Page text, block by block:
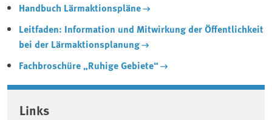
Handbuch Lärmaktionspläne
Leitfaden: Information und Mitwirkung der Öffentlichkeit
bei der Lärmaktionsplanung
Fachbroschüre „Ruhige Gebiete“
Associated content
Links